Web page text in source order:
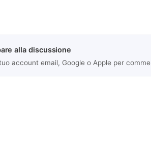
alla discussione
account email, Google o Apple per